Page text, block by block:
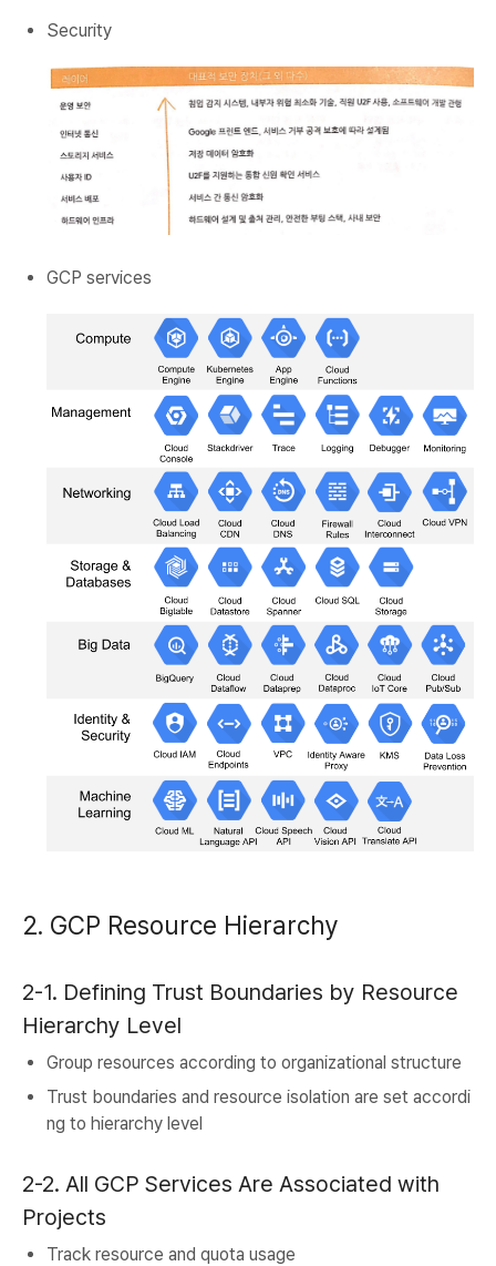
Security
GCP services
2. GCP Resource Hierarchy
2-1. Defining Trust Boundaries by Resource
Hierarchy Level
Group resources according to organizational structure
Trust boundaries and resource isolation are set accordi
ng to hierarchy level
2-2. All GCP Services Are Associated with
Projects
Track resource and quota usage